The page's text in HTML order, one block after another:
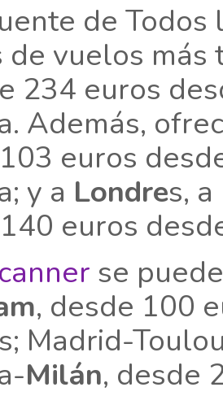
de
de vuelos
234 euros
Además,
euros
y a Londres,
euros
se
, desde 100
Madrid-
Milán, desde